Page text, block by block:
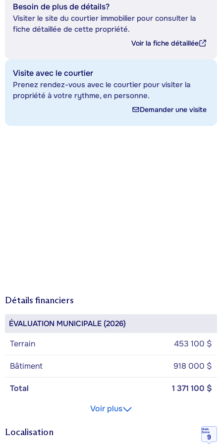
Besoin de plus de détails?
Visiter le site du courtier immobilier pour consulter la
fiche détaillée de cette propriété.
Voir la fiche détaillée
Visite avec le courtier
Prenez rendez-vous avec le courtier pour visiter la
propriété à votre rythme, en personne.
Demander une visite
Détails financiers
ÉVALUATION MUNICIPALE (2026)
Terrain 453 100 $
Bâtiment 918 000 $
Total
1 371 100 $
Voir plus
Localisation
Walk
Score
9